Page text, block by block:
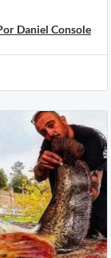
Daniel Console